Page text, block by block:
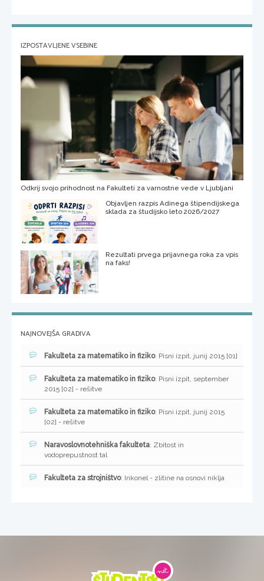
IZPOSTAVLJENE VSEBINE
Odkrij svojo prihodnost na Fakulteti za varnostne vede v Ljubljani
Objavljen razpis Adinega štipendijskega
sklada za študijsko leto 2026/2027
Rezultati prvega prijavnega roka za vpis
na faks!
NAJNOVEJŠA GRADIVA
Fakulteta za matematiko in fiziko: Pisni izpit, junij 2015 [01]
Fakulteta za matematiko in fiziko: Pisni izpit, september
2015 [02] - rešitve
Fakulteta za matematiko in fiziko: Pisni izpit, junij 2015
[02] - rešitve
Naravoslovnotehniška fakulteta: Zbitost in
vodoprepustnost tal
Fakulteta za strojništvo: Inkonel - zlitine na osnovi niklja